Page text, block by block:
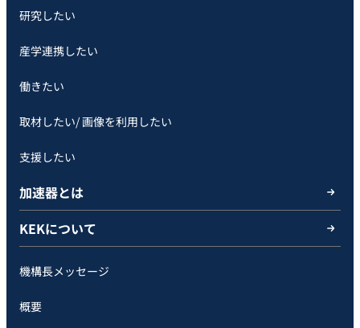
研究したい
産学連携したい
働きたい
取材したい/ 画像を利用したい
支援したい
加速器とは
KEKについて
機構長メッセージ
概要